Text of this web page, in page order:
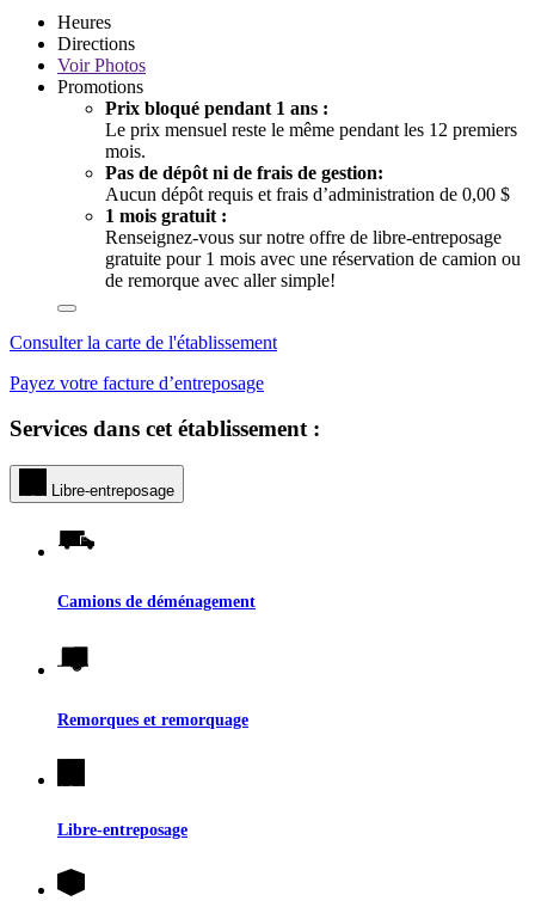
Heures
Directions
VoirPhotos
Promotions
Prix bloqué pendant 1 ans :
Le prix mensuel reste le même pendant les 12 premiers
mois.
Pas de dépôt ni de frais de gestion:
Aucun dépôt requis et frais d’administration de 0,00 $
1 mois gratuit :
Renseignez-vous sur notre offre de libre-entreposage
gratuite pour 1 mois avec une réservation de camion ou
de remorque avec aller simple!
Consulter la carte de l'établissement
Payez votre facture d’entreposage
Services dans cet établissement :
Libre-entreposage
Camions de déménagement
Remorques et remorquage
Libre-entreposage